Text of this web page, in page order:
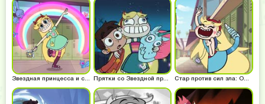
Звездная принцесса и силы зла для девочек Прятки со Звездной принцессой Стар против сил зла: Одевалки